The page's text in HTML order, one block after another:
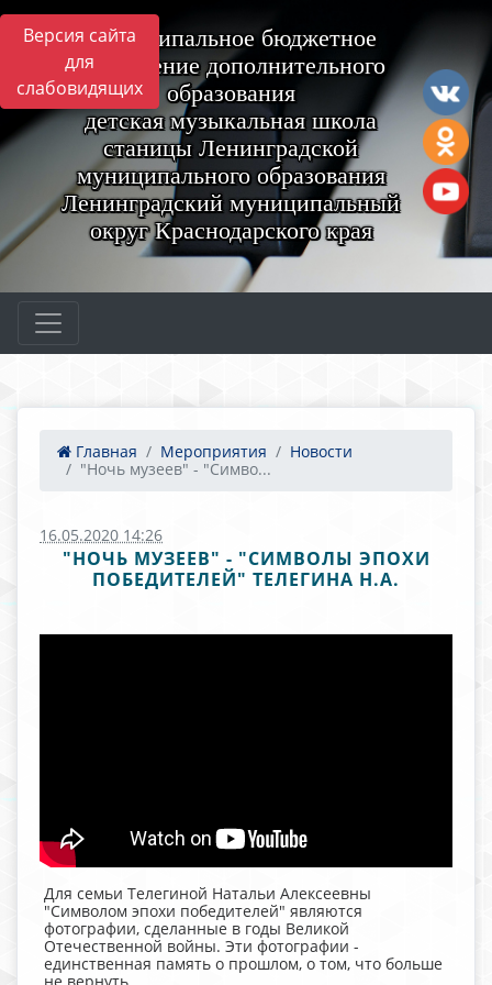
Версия сайта
для
слабовидящих
Муниципальное бюджетное
учреждение дополнительного
образования
детская музыкальная школа
станицы Ленинградской
муниципального образования
Ленинградский муниципальный
округ Краснодарского края
Главная Мероприятия
Новости
"Ночь музеев" - "Симво...
16.05.2020 14:26
"НОЧЬ МУЗЕЕВ" - "СИМВОЛЫ ЭПОХИ
ПОБЕДИТЕЛЕЙ" ТЕЛЕГИНА Н.А.
Для семьи Телегиной Натальи Алексеевны
"Символом эпохи победителей" являются
фотографии, сделанные в годы Великой
Отечественной войны. Эти фотографии -
единственная память о прошлом, о том, что больше
не вернуть.